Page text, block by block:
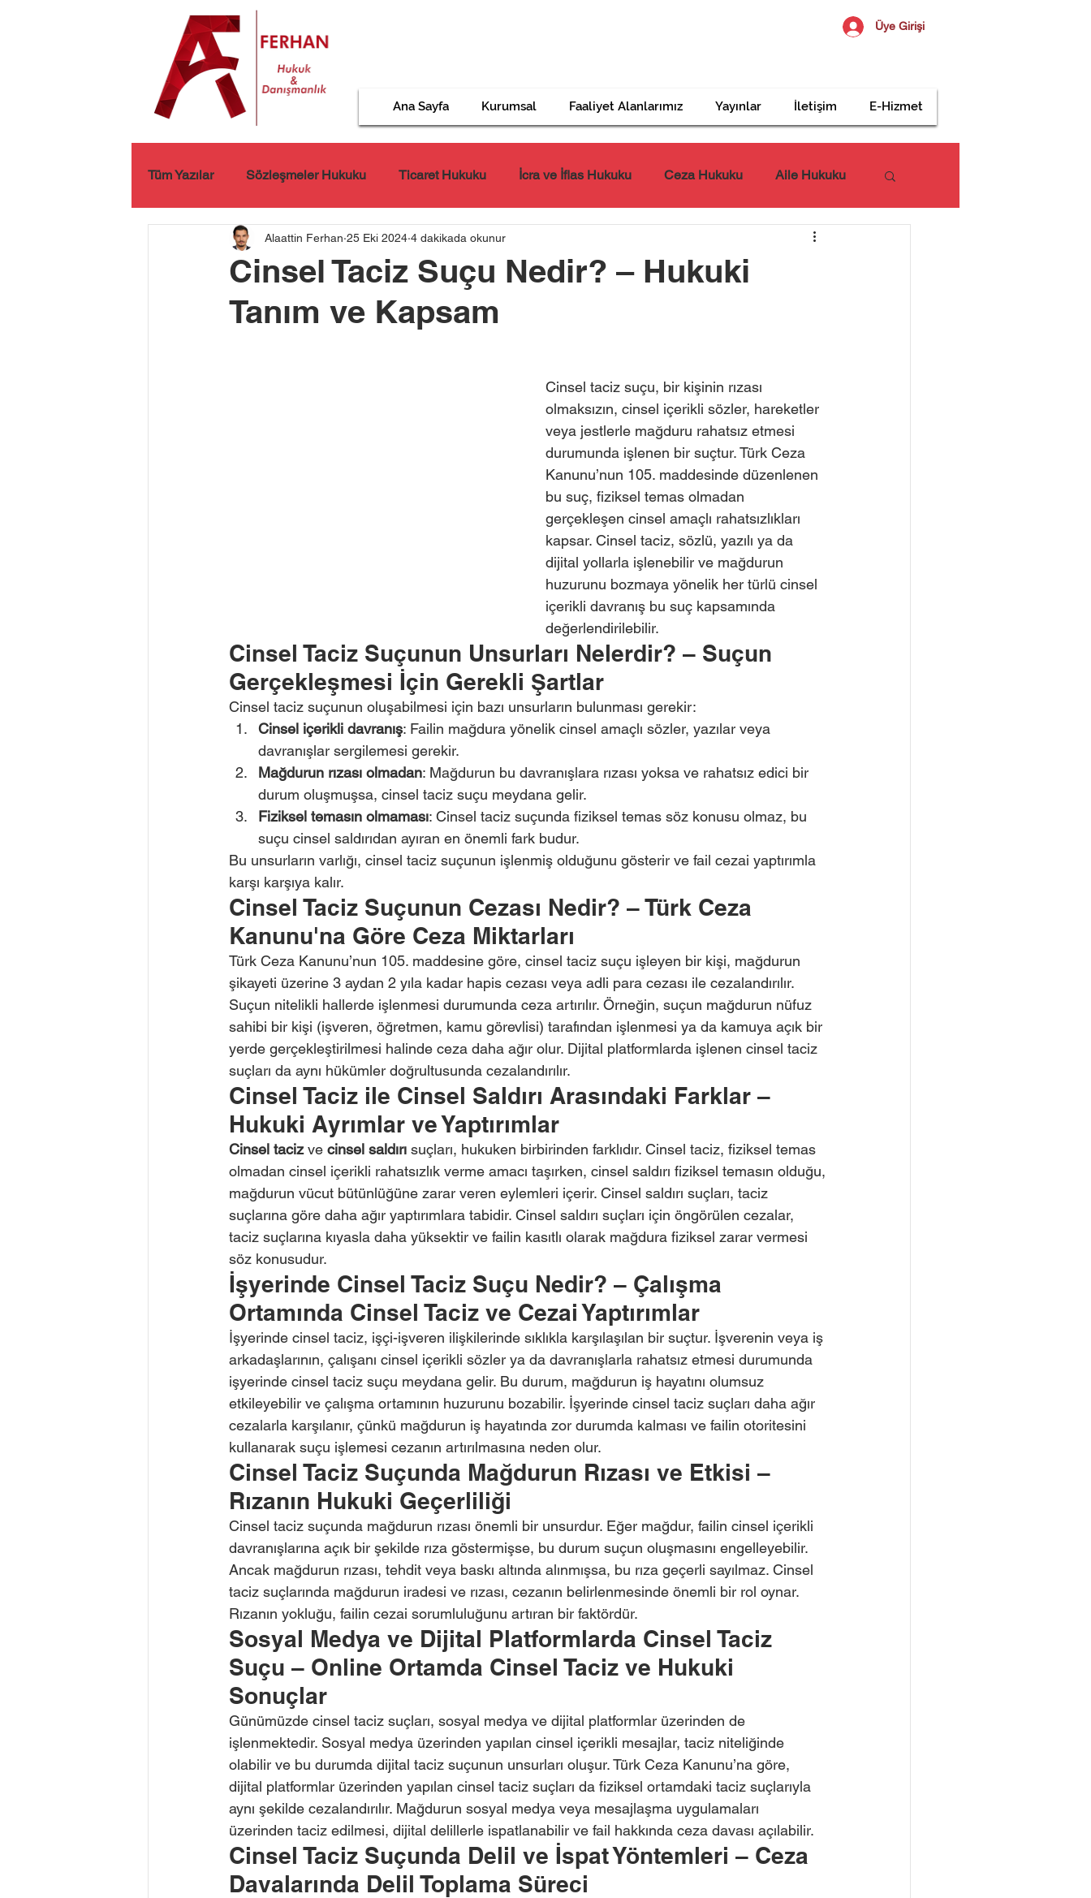
Üye Girişi
Ana Sayfa Kurumsal Faaliyet Alanlarımız Yayınlar İletişim E-Hizmet
Tüm Yazılar Sözleşmeler Hukuku Ticaret Hukuku İcra ve İflas Hukuku Ceza Hukuku Aile Hukuku
Kişisel Verilerin Korunması Tazminat Hukuku İş Hukuku
Cinsel Taciz Suçu Nedir? – Hukuki
Tanım ve Kapsam
Alaattin Ferhan 25 Eki 2024 4 dakikada okunur
Cinsel taciz suçu, bir kişinin rızası
olmaksızın, cinsel içerikli sözler, hareketler
veya jestlerle mağduru rahatsız etmesi
durumunda işlenen bir suçtur. Türk Ceza
Kanunu’nun 105. maddesinde düzenlenen
bu suç, fiziksel temas olmadan
gerçekleşen cinsel amaçlı rahatsızlıkları
kapsar. Cinsel taciz, sözlü, yazılı ya da
dijital yollarla işlenebilir ve mağdurun
huzurunu bozmaya yönelik her türlü cinsel
içerikli davranış bu suç kapsamında
değerlendirilebilir.
Cinsel Taciz Suçunun Unsurları Nelerdir? – Suçun
Gerçekleşmesi İçin Gerekli Şartlar
Cinsel taciz suçunun oluşabilmesi için bazı unsurların bulunması gerekir:
Cinsel içerikli davranış: Failin mağdura yönelik cinsel amaçlı sözler, yazılar veya
davranışlar sergilemesi gerekir.
Mağdurun rızası olmadan: Mağdurun bu davranışlara rızası yoksa ve rahatsız edici bir
durum oluşmuşsa, cinsel taciz suçu meydana gelir.
Fiziksel temasın olmaması: Cinsel taciz suçunda fiziksel temas söz konusu olmaz, bu
suçu cinsel saldırıdan ayıran en önemli fark budur.
Bu unsurların varlığı, cinsel taciz suçunun işlenmiş olduğunu gösterir ve fail cezai yaptırımla
karşı karşıya kalır.
Cinsel Taciz Suçunun Cezası Nedir? – Türk Ceza
Kanunu'na Göre Ceza Miktarları
Türk Ceza Kanunu’nun 105. maddesine göre, cinsel taciz suçu işleyen bir kişi, mağdurun
şikayeti üzerine 3 aydan 2 yıla kadar hapis cezası veya adli para cezası ile cezalandırılır.
Suçun nitelikli hallerde işlenmesi durumunda ceza artırılır. Örneğin, suçun mağdurun nüfuz
sahibi bir kişi (işveren, öğretmen, kamu görevlisi) tarafından işlenmesi ya da kamuya açık bir
yerde gerçekleştirilmesi halinde ceza daha ağır olur. Dijital platformlarda işlenen cinsel taciz
suçları da aynı hükümler doğrultusunda cezalandırılır.
Cinsel Taciz ile Cinsel Saldırı Arasındaki Farklar –
Hukuki Ayrımlar ve Yaptırımlar
Cinsel taciz ve cinsel saldırı suçları, hukuken birbirinden farklıdır. Cinsel taciz, fiziksel temas
olmadan cinsel içerikli rahatsızlık verme amacı taşırken, cinsel saldırı fiziksel temasın olduğu,
mağdurun vücut bütünlüğüne zarar veren eylemleri içerir. Cinsel saldırı suçları, taciz
suçlarına göre daha ağır yaptırımlara tabidir. Cinsel saldırı suçları için öngörülen cezalar,
taciz suçlarına kıyasla daha yüksektir ve failin kasıtlı olarak mağdura fiziksel zarar vermesi
söz konusudur.
İşyerinde Cinsel Taciz Suçu Nedir? – Çalışma
Ortamında Cinsel Taciz ve Cezai Yaptırımlar
İşyerinde cinsel taciz, işçi-işveren ilişkilerinde sıklıkla karşılaşılan bir suçtur. İşverenin veya iş
arkadaşlarının, çalışanı cinsel içerikli sözler ya da davranışlarla rahatsız etmesi durumunda
işyerinde cinsel taciz suçu meydana gelir. Bu durum, mağdurun iş hayatını olumsuz
etkileyebilir ve çalışma ortamının huzurunu bozabilir. İşyerinde cinsel taciz suçları daha ağır
cezalarla karşılanır, çünkü mağdurun iş hayatında zor durumda kalması ve failin otoritesini
kullanarak suçu işlemesi cezanın artırılmasına neden olur.
Cinsel Taciz Suçunda Mağdurun Rızası ve Etkisi –
Rızanın Hukuki Geçerliliği
Cinsel taciz suçunda mağdurun rızası önemli bir unsurdur. Eğer mağdur, failin cinsel içerikli
davranışlarına açık bir şekilde rıza göstermişse, bu durum suçun oluşmasını engelleyebilir.
Ancak mağdurun rızası, tehdit veya baskı altında alınmışsa, bu rıza geçerli sayılmaz. Cinsel
taciz suçlarında mağdurun iradesi ve rızası, cezanın belirlenmesinde önemli bir rol oynar.
Rızanın yokluğu, failin cezai sorumluluğunu artıran bir faktördür.
Sosyal Medya ve Dijital Platformlarda Cinsel Taciz
Suçu – Online Ortamda Cinsel Taciz ve Hukuki
Sonuçlar
Günümüzde cinsel taciz suçları, sosyal medya ve dijital platformlar üzerinden de
işlenmektedir. Sosyal medya üzerinden yapılan cinsel içerikli mesajlar, taciz niteliğinde
olabilir ve bu durumda dijital taciz suçunun unsurları oluşur. Türk Ceza Kanunu’na göre,
dijital platformlar üzerinden yapılan cinsel taciz suçları da fiziksel ortamdaki taciz suçlarıyla
aynı şekilde cezalandırılır. Mağdurun sosyal medya veya mesajlaşma uygulamaları
üzerinden taciz edilmesi, dijital delillerle ispatlanabilir ve fail hakkında ceza davası açılabilir.
Cinsel Taciz Suçunda Delil ve İspat Yöntemleri – Ceza
Davalarında Delil Toplama Süreci